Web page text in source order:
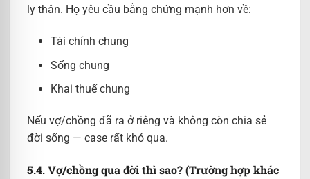
ly thân. Họ yêu cầu bằng chứng mạnh hơn về:
Tài chính chung
Sống chung
Khai thuế chung
Nếu vợ/chồng đã ra ở riêng và không còn chia sẻ
đời sống — case rất khó qua.
5.4. Vợ/chồng qua đời thì sao? (Trường hợp khác